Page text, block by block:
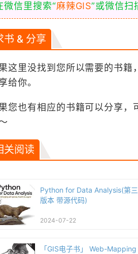
微信里搜索“麻辣GIS”或微信扫
书 & 分享
这里没找到您所以需要的书籍
给你。
您也有相应的书籍可以分享，
关阅读
Python for Data Analysis(第
版本 带源代码)
2024-07-22
「GIS电子书」 Web-